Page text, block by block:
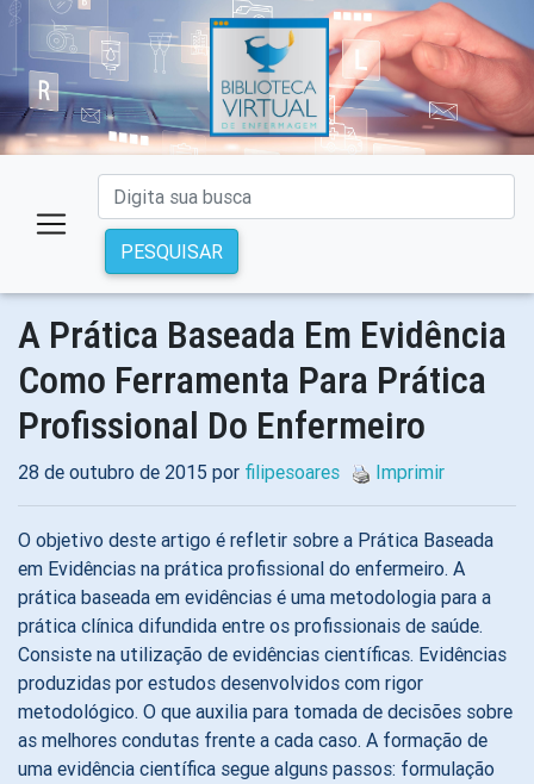
PESQUISAR
A Prática Baseada Em Evidência
Como Ferramenta Para Prática
Profissional Do Enfermeiro
28 de outubro de 2015 por filipesoares Imprimir
O objetivo deste artigo é refletir sobre a Prática Baseada
em Evidências na prática profissional do enfermeiro. A
prática baseada em evidências é uma metodologia para a
prática clínica difundida entre os profissionais de saúde.
Consiste na utilização de evidências científicas. Evidências
produzidas por estudos desenvolvidos com rigor
metodológico. O que auxilia para tomada de decisões sobre
as melhores condutas frente a cada caso. A formação de
uma evidência científica segue alguns passos: formulação